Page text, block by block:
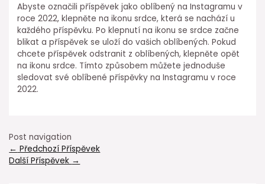
Abyste označili příspěvek jako oblíbený na Instagramu v
roce 2022, klepněte na ikonu srdce, která se nachází u
každého příspěvku. Po klepnutí na ikonu se srdce začne
blikat a příspěvek se uloží do vašich oblíbených. Pokud
chcete příspěvek odstranit z oblíbených, klepněte opět
na ikonu srdce. Tímto způsobem můžete jednoduše
sledovat své oblíbené příspěvky na Instagramu v roce
2022.
Post navigation
← Předchozí Příspěvek
Další Příspěvek →